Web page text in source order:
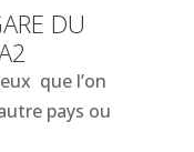
DU
que l’on
pays ou